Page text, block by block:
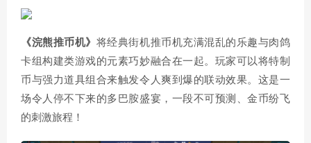
《浣熊推币机》 将经典街机推币机充满混乱的乐趣与肉鸽
卡组构建类游戏的元素巧妙融合在一起。玩家可以将特制
币与强力道具组合来触发令人爽到爆的联动效果。这是一
场令人停不下来的多巴胺盛宴，一段不可预测、金币纷飞
的刺激旅程！